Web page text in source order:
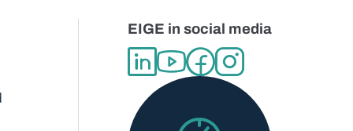
EIGE in social media